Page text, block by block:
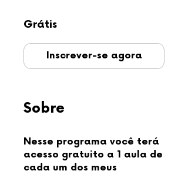
Grátis
Inscrever-se agora
Sobre
Nesse programa você terá
acesso gratuito a 1 aula de
cada um dos meus